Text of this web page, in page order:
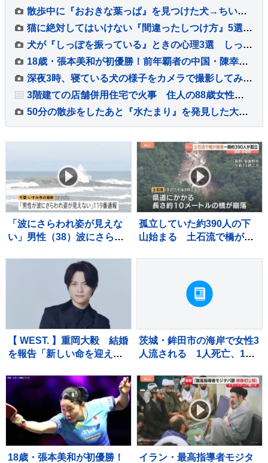
散歩中に『おおきな葉っぱ』を見つけた犬→ちいさな体で一生懸命に…『誇らしげな光景』が可愛すぎると8万再生「宝物見つけたね」「お土産かな」
猫に絶対してはいけない『間違ったしつけ方』5選 悪影響を及ぼす理由や正しい教え方を解説
犬が『しっぽを振っている』ときの心理3選 しっぽの動きから愛犬の感情を読み取る方法とは？
18歳・張本美和が初優勝！前年覇者の中国・陳幸同に4ー2で勝利【WTTチャンピオンズ横浜】
深夜3時、寝ている犬の様子をカメラで撮影してみた結果→お水のお皿に頭を…予想外だったハプニングが15万再生「帽子で草」「プハッｗｗ」
3階建ての店舗併用住宅で火事 住人の88歳女性が死亡
50分の散歩をしたあと『水たまり』を発見した大型犬…思わず同情する『まさかの行動』に反響「やってくれましたねｗ」「問題児っぷりが魅力」
「波にさらわれ姿が見えな
い」男性（38）波にさらわ
散歩中 当時は波浪注意報
千葉・いすみ市
孤立していた約390人の下
山始まる 土石流で橋が崩
館・別荘に温泉のお湯供給
【 WEST. 】重岡大毅 結婚
を報告「新しい命を迎えま
生きていこうと、覚悟を新
たにしています」【 報告全
文 】
茨城・鉾田市の海岸で女性3
人流される 1人死亡、1人
ドランド」近くで遊泳禁止
エリア
18歳・張本美和が初優勝！
イラン・最高指導者モジタ